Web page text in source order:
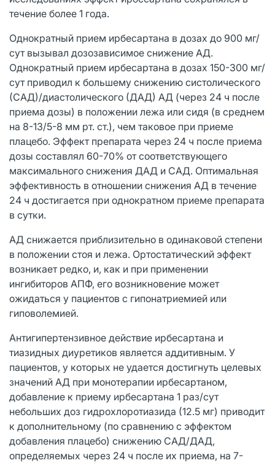
течение более 1 года.
Однократный прием ирбесартана в дозах до 900 мг/
сут вызывал дозозависимое снижение АД.
Однократный прием ирбесартана в дозах 150-300 мг/
сут приводил к большему снижению систолического
(САД)/диастолического (ДАД) АД (через 24 ч после
приема дозы) в положении лежа или сидя (в среднем
на 8-13/5-8 мм рт. ст.), чем таковое при приеме
плацебо. Эффект препарата через 24 ч после приема
дозы составлял 60-70% от соответствующего
максимального снижения ДАД и САД. Оптимальная
эффективность в отношении снижения АД в течение
24 ч достигается при однократном приеме препарата
в сутки.
АД снижается приблизительно в одинаковой степени
в положении стоя и лежа. Ортостатический эффект
возникает редко, и, как и при применении
ингибиторов АПФ, его возникновение может
ожидаться у пациентов с гипонатриемией или
гиповолемией.
Антигипертензивное действие ирбесартана и
тиазидных диуретиков является аддитивным. У
пациентов, у которых не удается достигнуть целевых
значений АД при монотерапии ирбесартаном,
добавление к приему ирбесартана 1 раз/сут
небольших доз гидрохлоротиазида (12.5 мг) приводит
к дополнительному (по сравнению с эффектом
добавления плацебо) снижению САД/ДАД,
определяемых через 24 ч после их приема, на 7-